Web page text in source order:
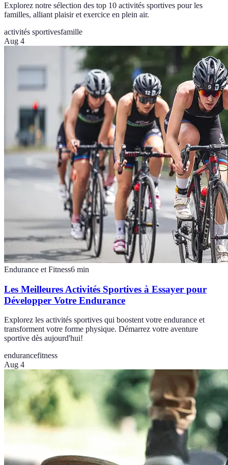
Explorez notre sélection des top 10 activités sportives pour les
familles, alliant plaisir et exercice en plein air.
activités sportivesfamille
Aug 4
Endurance et Fitness6 min
Les Meilleures Activités Sportives à Essayer pour
Développer Votre Endurance
Explorez les activités sportives qui boostent votre endurance et
transforment votre forme physique. Démarrez votre aventure
sportive dès aujourd'hui!
endurancefitness
Aug 4